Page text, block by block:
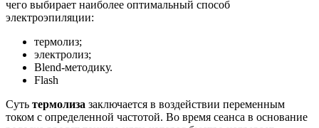
чего выбирает наиболее оптимальный способ
электроэпиляции:
термолиз;
электролиз;
Blend-методику.
Flash
Суть термолиза заключается в воздействии переменным
током с определенной частотой. Во время сеанса в основание